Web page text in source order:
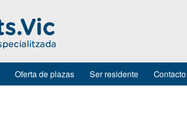
Oferta de plazas Ser residente Contacto